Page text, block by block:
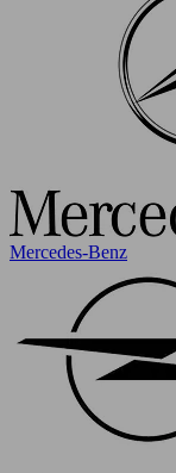
Mercedes-Benz